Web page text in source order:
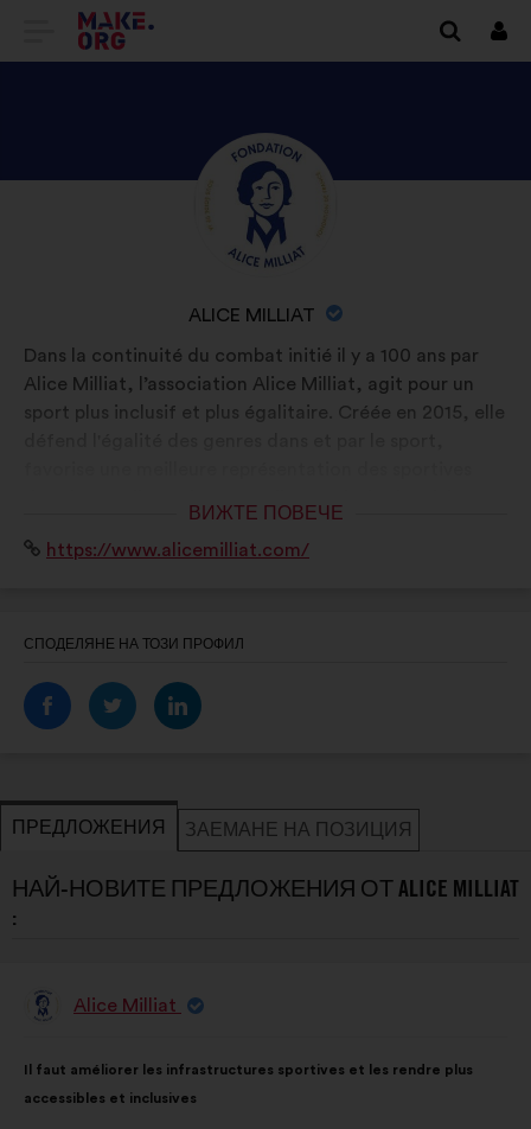
ОТИДЕТЕ
НАЧАЛНАТА
СТРАНИЦА
MAKE.ORG
ВИЖТЕ
ПРОФИЛА
НА
ALICE
ИМЕ
НА
ОРГАНИЗАЦИЯТА:
ALICE MILLIAT
Биография:
Dans la continuité du combat initié il y a 100 ans par
Alice Milliat, l’association Alice Milliat, agit pour un
sport plus inclusif et plus égalitaire. Créée en 2015, elle
et discriminatoire sur tous les terrains de sport.
ВИЖТЕ ПОВЕЧЕ
Уебсайт:
https://www.alicemilliat.com/
СПОДЕЛЯНЕ НА ТОЗИ ПРОФИЛ
ПРЕДЛОЖЕНИЯ ЗАЕМАНЕ НА ПОЗИЦИЯ
НАЙ-НОВИТЕ ПРЕДЛОЖЕНИЯ ОТ ALICE MILLIAT
:
ПредложениеAlice Milliat
на
предложението:
Il faut améliorer les infrastructures sportives et les rendre plus
accessibles et inclusives
разпределението
е: